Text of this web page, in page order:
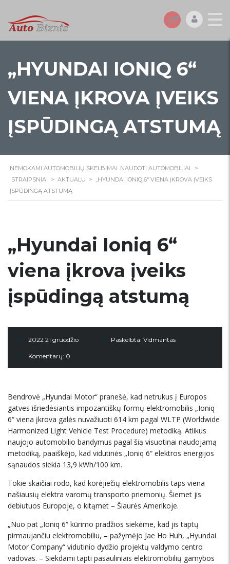
„HYUNDAI IONIQ 6“
VIENA ĮKROVA ĮVEIKS
ĮSPŪDINGĄ ATSTUMĄ
NEMOKAMI AUTOMOBILIŲ SKELBIMAI. NAUDOTI AUTOMOBILIAI. >
STRAIPSNIAI > AKTUALU > „HYUNDAI IONIQ 6“ VIENA ĮKROVA ĮVEIKS
ĮSPŪDINGĄ ATSTUMĄ
„Hyundai Ioniq 6“
viena įkrova įveiks
įspūdingą atstumą
2022 21 gruodžio Paskelbta: Vidmantas
Komentarų: 0
Bendrovė „Hyundai Motor“ pranešė, kad netrukus į Europos
gatves išriedėsiantis impozantiškų formų elektromobilis „Ioniq
6“ viena įkrova galės nuvažiuoti 614 km pagal WLTP (Worldwide
Harmonized Light Vehicle Test Procedure) metodiką. Atlikus
naujojo automobilio bandymus pagal šią visuotinai naudojamą
metodiką, paaiškėjo, kad vidutinės „Ioniq 6“ elektros energijos
sąnaudos siekia 13,9 kWh/100 km.
Tokie skaičiai rodo, kad korėjiečių elektromobilis taps viena
našiausių elektra varomų transporto priemonių. Šiemet jis
debiutuos Europoje, o kitąmet – Šiaurės Amerikoje.
„Nuo pat „Ioniq 6“ kūrimo pradžios siekėme, kad jis taptų
pirmaujančiu elektromobiliu, – pažymėjo Jae Ho Huh, „Hyundai
Motor Company“ vidutinio dydžio projektų valdymo centro
vadovas. – Siekdami tapti pasauliniais elektromobilių gamybos